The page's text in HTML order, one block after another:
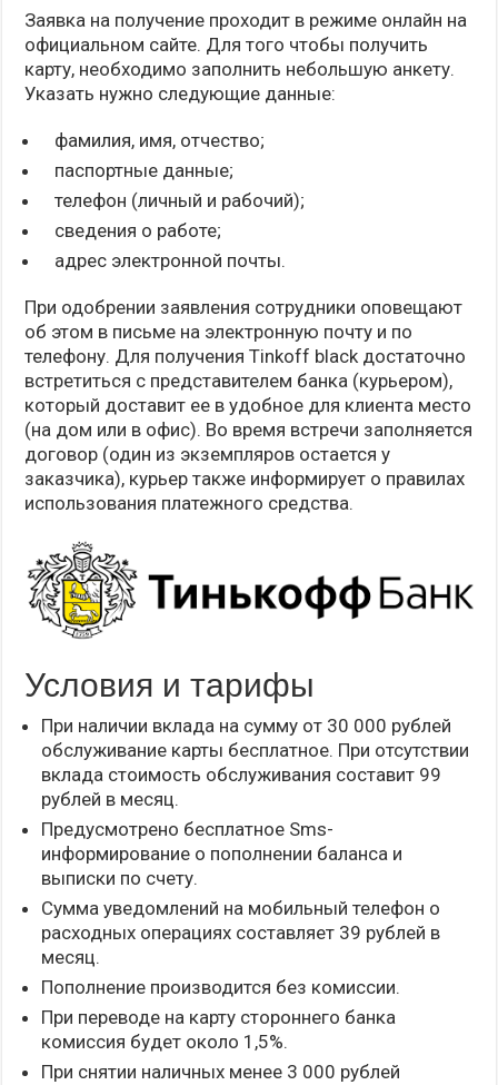
Заявка на получение проходит в режиме онлайн на
официальном сайте. Для того чтобы получить
карту, необходимо заполнить небольшую анкету.
Указать нужно следующие данные:
фамилия, имя, отчество;
паспортные данные;
телефон (личный и рабочий);
сведения о работе;
адрес электронной почты.
При одобрении заявления сотрудники оповещают
об этом в письме на электронную почту и по
телефону. Для получения Tinkoff black достаточно
встретиться с представителем банка (курьером),
который доставит ее в удобное для клиента место
(на дом или в офис). Во время встречи заполняется
договор (один из экземпляров остается у
заказчика), курьер также информирует о правилах
использования платежного средства.
Условия и тарифы
При наличии вклада на сумму от 30 000 рублей
обслуживание карты бесплатное. При отсутствии
вклада стоимость обслуживания составит 99
рублей в месяц.
Предусмотрено бесплатное Sms-
информирование о пополнении баланса и
выписки по счету.
Сумма уведомлений на мобильный телефон о
расходных операциях составляет 39 рублей в
месяц.
Пополнение производится без комиссии.
При переводе на карту стороннего банка
комиссия будет около 1,5%.
При снятии наличных менее 3 000 рублей